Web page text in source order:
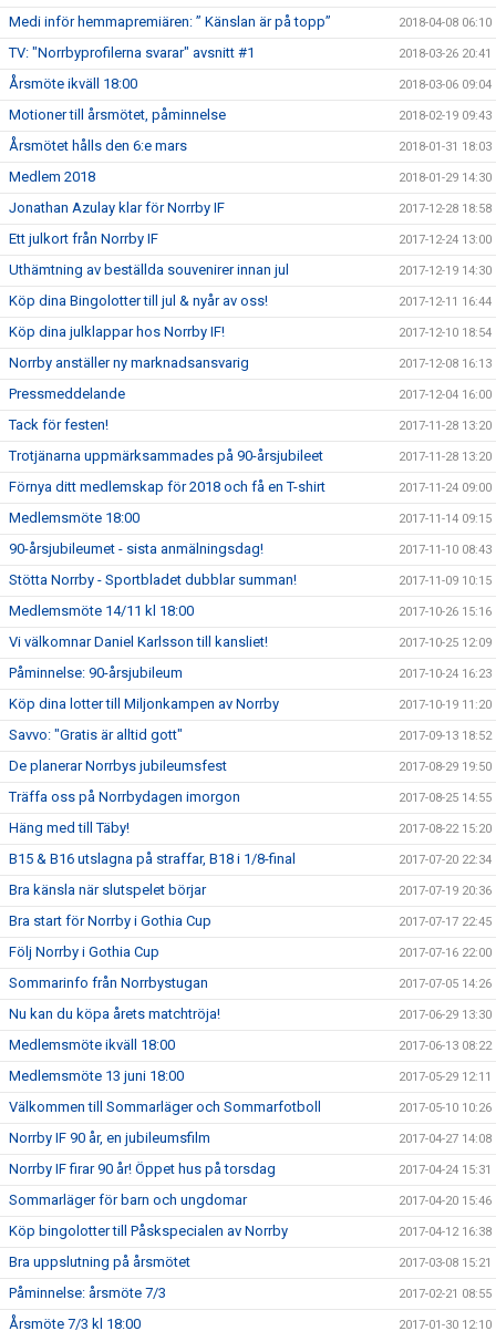
Medi inför hemmapremiären: ” Känslan är på topp” 2018-04-08 06:10
TV: "Norrbyprofilerna svarar" avsnitt #1 2018-03-26 20:41
Årsmöte ikväll 18:00 2018-03-06 09:04
Motioner till årsmötet, påminnelse 2018-02-19 09:43
Årsmötet hålls den 6:e mars 2018-01-31 18:03
Medlem 2018 2018-01-29 14:30
Jonathan Azulay klar för Norrby IF 2017-12-28 18:58
Ett julkort från Norrby IF 2017-12-24 13:00
Uthämtning av beställda souvenirer innan jul 2017-12-19 14:30
Köp dina Bingolotter till jul & nyår av oss! 2017-12-11 16:44
Köp dina julklappar hos Norrby IF! 2017-12-10 18:54
Norrby anställer ny marknadsansvarig 2017-12-08 16:13
Pressmeddelande 2017-12-04 16:00
Tack för festen! 2017-11-28 13:20
Trotjänarna uppmärksammades på 90-årsjubileet 2017-11-28 13:20
Förnya ditt medlemskap för 2018 och få en T-shirt 2017-11-24 09:00
Medlemsmöte 18:00 2017-11-14 09:15
90-årsjubileumet - sista anmälningsdag! 2017-11-10 08:43
Stötta Norrby - Sportbladet dubblar summan! 2017-11-09 10:15
Medlemsmöte 14/11 kl 18:00 2017-10-26 15:16
Vi välkomnar Daniel Karlsson till kansliet! 2017-10-25 12:09
Påminnelse: 90-årsjubileum 2017-10-24 16:23
Köp dina lotter till Miljonkampen av Norrby 2017-10-19 11:20
Savvo: "Gratis är alltid gott" 2017-09-13 18:52
De planerar Norrbys jubileumsfest 2017-08-29 19:50
Träffa oss på Norrbydagen imorgon 2017-08-25 14:55
Häng med till Täby! 2017-08-22 15:20
B15 & B16 utslagna på straffar, B18 i 1/8-final 2017-07-20 22:34
Bra känsla när slutspelet börjar 2017-07-19 20:36
Bra start för Norrby i Gothia Cup 2017-07-17 22:45
Följ Norrby i Gothia Cup 2017-07-16 22:00
Sommarinfo från Norrbystugan 2017-07-05 14:26
Nu kan du köpa årets matchtröja! 2017-06-29 13:30
Medlemsmöte ikväll 18:00 2017-06-13 08:22
Medlemsmöte 13 juni 18:00 2017-05-29 12:11
Välkommen till Sommarläger och Sommarfotboll 2017-05-10 10:26
Norrby IF 90 år, en jubileumsfilm 2017-04-27 14:08
Norrby IF firar 90 år! Öppet hus på torsdag 2017-04-24 15:31
Sommarläger för barn och ungdomar 2017-04-20 15:46
Köp bingolotter till Påskspecialen av Norrby 2017-04-12 16:38
Bra uppslutning på årsmötet 2017-03-08 15:21
Påminnelse: årsmöte 7/3 2017-02-21 08:55
Årsmöte 7/3 kl 18:00 2017-01-30 12:10